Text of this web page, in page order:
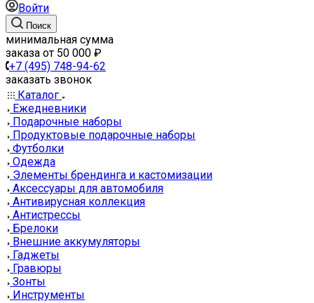
Войти
Поиск
минимальная сумма
заказа от 50 000 ₽
+7 (495) 748-94-62
заказать звонок
Каталог
Ежедневники
Подарочные наборы
Продуктовые подарочные наборы
Футболки
Одежда
Элементы брендинга и кастомизации
Аксессуары для автомобиля
Антивирусная коллекция
Антистрессы
Брелоки
Внешние аккумуляторы
Гаджеты
Гравюры
Зонты
Инструменты